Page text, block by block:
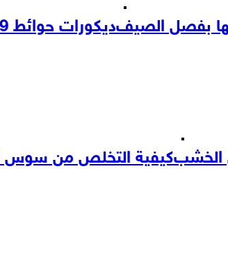
بفصل الصيفديكورات حوائط 2019
كيفية التخلص من